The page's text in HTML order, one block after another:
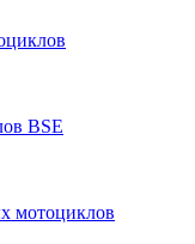
BSE
мотоциклов